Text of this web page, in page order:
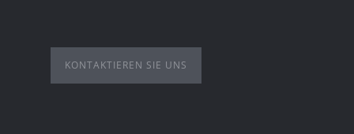
KONTAKTIEREN SIE UNS